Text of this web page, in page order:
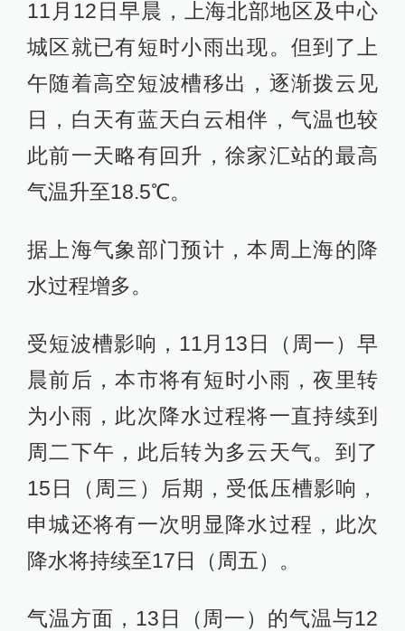
11月12日早晨，上海北部地区及中心
城区就已有短时小雨出现。但到了上
午随着高空短波槽移出，逐渐拨云见
日，白天有蓝天白云相伴，气温也较
此前一天略有回升，徐家汇站的最高
气温升至18.5℃。
据上海气象部门预计，本周上海的降
水过程增多。
受短波槽影响，11月13日（周一）早
晨前后，本市将有短时小雨，夜里转
为小雨，此次降水过程将一直持续到
周二下午，此后转为多云天气。到了
15日（周三）后期，受低压槽影响，
申城还将有一次明显降水过程，此次
降水将持续至17日（周五）。
气温方面，13日（周一）的气温与12